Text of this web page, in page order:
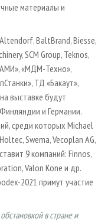
материалы и
BaltBrand, Biesse,
SCM Group, Teknos,
«МДМ-Техно»,
ТД «Бакаут»,
выставке будут
и Германии.
среди которых Michael
Swema, Vecoplan AG,
9 компаний: Finnos,
Valon Kone и др.
2021 примут участие
в стране и